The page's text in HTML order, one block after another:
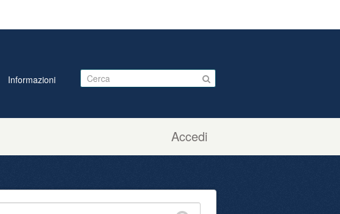
Accedi
Informazioni